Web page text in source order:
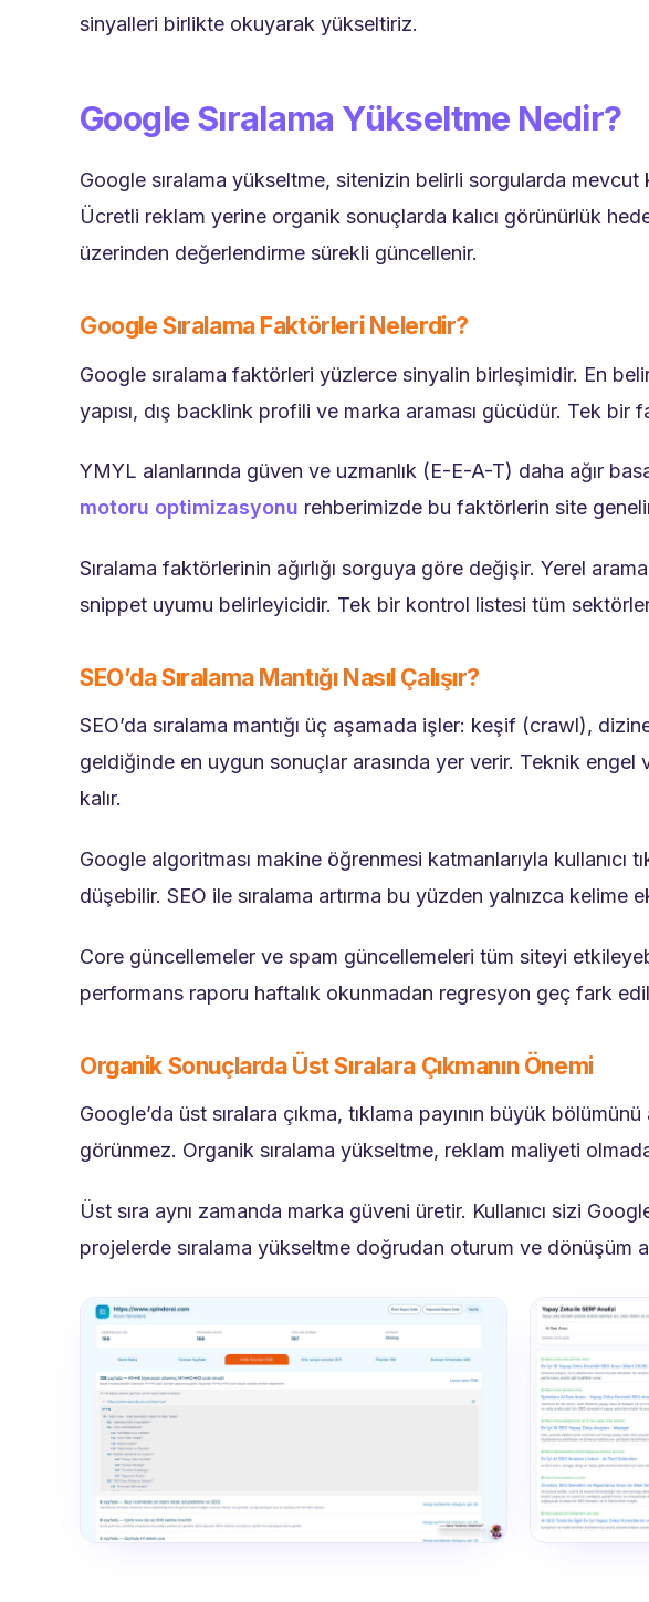
sinyalleri birlikte okuyarak yükseltiriz.
Google Sıralama Yükseltme Nedir?
Google sıralama yükseltme, sitenizin belirli sorgularda mevcut
Ücretli reklam yerine organik sonuçlarda kalıcı görünürlük
üzerinden değerlendirme sürekli güncellenir.
Google Sıralama Faktörleri Nelerdir?
Google sıralama faktörleri yüzlerce sinyalin birleşimidir. En
yapısı, dış backlink profili ve marka araması gücüdür. Tek
YMYL alanlarında güven ve uzmanlık (E-E-A-T) daha ağır
motoru optimizasyonu rehberimizde bu faktörlerin site
Sıralama faktörlerinin ağırlığı sorguya göre değişir. Yerel
snippet uyumu belirleyicidir. Tek bir kontrol listesi tüm
SEO’da Sıralama Mantığı Nasıl Çalışır?
SEO’da sıralama mantığı üç aşamada işler: keşif (crawl),
geldiğinde en uygun sonuçlar arasında yer verir. Teknik
kalır.
Google algoritması makine öğrenmesi katmanlarıyla kullanıcı
düşebilir. SEO ile sıralama artırma bu yüzden yalnızca
Core güncellemeler ve spam güncellemeleri tüm siteyi
performans raporu haftalık okunmadan regresyon geç fark
Organik Sonuçlarda Üst Sıralara Çıkmanın Önemi
Google’da üst sıralara çıkma, tıklama payının büyük
görünmez. Organik sıralama yükseltme, reklam maliyeti
Üst sıra aynı zamanda marka güveni üretir. Kullanıcı sizi
projelerde sıralama yükseltme doğrudan oturum ve dönüşüm